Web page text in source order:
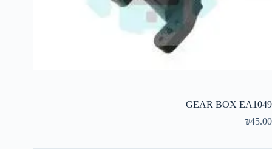
GEAR BOX EA1049
₪45.00